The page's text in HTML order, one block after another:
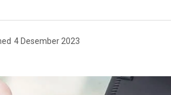
4 Desember 2023